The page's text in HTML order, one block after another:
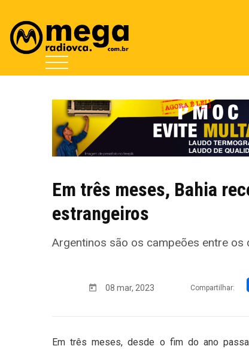
Em três meses, Bahia
estrangeiros
Argentinos são os campeões entre os
08 mar, 2023 Compartilhar:
Em três meses, desde o fim do ano